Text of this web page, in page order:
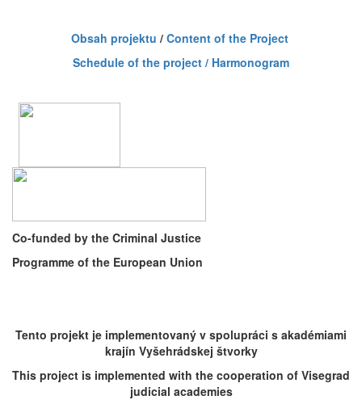
Obsah projektu / Content of the Project
Schedule of the project / Harmonogram
Co-funded by the Criminal Justice
Programme of the European Union
Tento projekt je implementovaný v spolupráci s akadémiami
krajín Vyšehrádskej štvorky
This project is implemented with the cooperation of Visegrad
judicial academies